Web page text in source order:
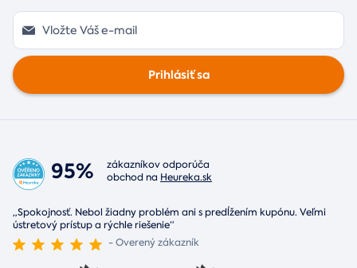
Prihlásiť sa
95%
zákazníkov odporúča
obchod na Heureka.sk
„Spokojnosť. Nebol žiadny problém ani s predĺžením kupónu. Veľmi
ústretový prístup a rýchle riešenie“
- Overený zákazník